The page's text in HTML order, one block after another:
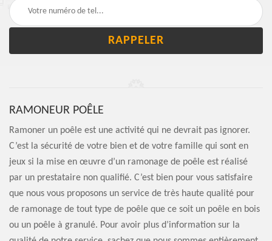
RAMONEUR POÊLE
Ramoner un poêle est une activité qui ne devrait pas ignorer.
C’est la sécurité de votre bien et de votre famille qui sont en
jeux si la mise en œuvre d’un ramonage de poêle est réalisé
par un prestataire non qualifié. C’est bien pour vous satisfaire
que nous vous proposons un service de très haute qualité pour
de ramonage de tout type de poêle que ce soit un poêle en bois
ou un poêle à granulé. Pour avoir plus d’information sur la